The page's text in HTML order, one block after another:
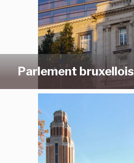
Parlement bruxellois